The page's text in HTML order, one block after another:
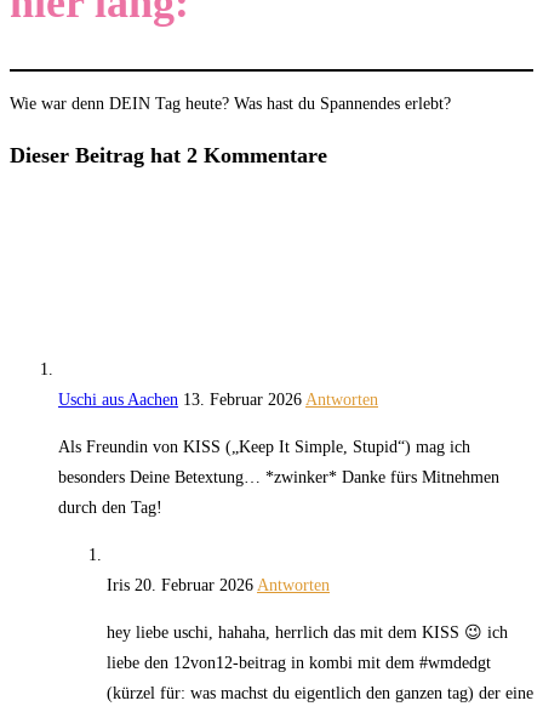
Wie war denn DEIN Tag heute? Was hast du Spannendes erlebt?
Dieser Beitrag hat 2 Kommentare
Uschi aus Aachen 13. Februar 2026 Antworten
Als Freundin von KISS („Keep It Simple, Stupid“) mag ich
besonders Deine Betextung… *zwinker* Danke fürs Mitnehmen
durch den Tag!
Iris 20. Februar 2026 Antworten
hey liebe uschi, hahaha, herrlich das mit dem KISS 😉 ich
liebe den 12von12-beitrag in kombi mit dem #wmdedgt
(kürzel für: was machst du eigentlich den ganzen tag) der eine